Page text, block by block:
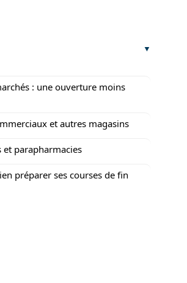
: une ouverture moins
et autres magasins
et parapharmacies
préparer ses courses de fin